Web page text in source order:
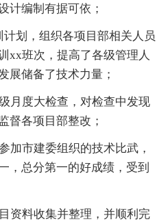
计编制有据可依；
划，组织各项目部相关人员
xx班次，提高了各级管理人
展储备了技术力量；
月度大检查，对检查中发现
督各项目部整改；
加市建委组织的技术比武，
，总分第一的好成绩，受到
资料收集并整理，并顺利完